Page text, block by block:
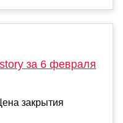
за 6 февраля
закрытия